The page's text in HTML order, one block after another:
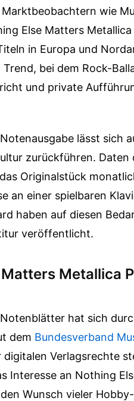
wie
Else Matters Metallica
in Europa und
bei dem Rock-
und private
lässt sich
zurückführen. Daten
Originalstück
an einer spielbaren
haben auf diesen
veröffentlicht.
Metallica
hat sich
dem Bundesverband
Verlagsrechte
Interesse an Nothing
Wunsch vieler